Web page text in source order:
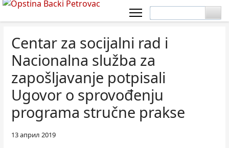
Centar za socijalni rad i
Nacionalna služba za
zapošlјavanje potpisali
Ugovor o sprovođenju
programa stručne prakse
13 април 2019